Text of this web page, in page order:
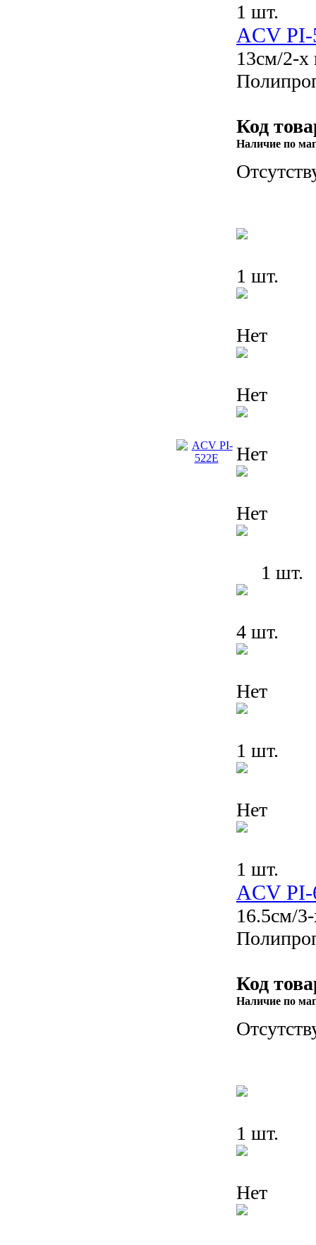
1 шт.
ACV PI-
13см/2-х
Код
Наличие по
1 шт.
Нет
Нет
Нет
Нет
1 шт.
4 шт.
Нет
1 шт.
Нет
1 шт.
ACV PI-
16.5см/
Код
Наличие по
1 шт.
Нет